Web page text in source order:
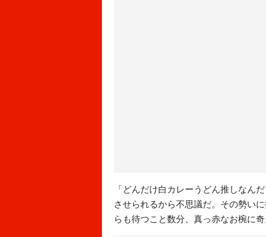
「どんだけ白カレーうどん推しなん
させられるから不思議だ。その勢い
らも待つこと数分、真っ赤なお椀に